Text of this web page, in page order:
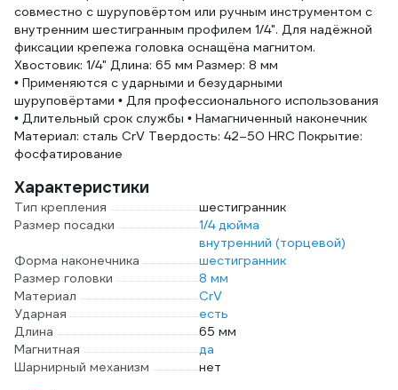
совместно с шуруповёртом или ручным инструментом с
внутренним шестигранным профилем 1/4". Для надёжной
фиксации крепежа головка оснащёна магнитом.
Хвостовик: 1/4" Длина: 65 мм Размер: 8 мм
• Применяются с ударными и безударными
шуруповёртами • Для профессионального использования
• Длительный срок службы • Намагниченный наконечник
Материал: сталь CrV Твердость: 42–50 HRC Покрытие:
фосфатирование
Характеристики
Тип крепления
шестигранник
Размер посадки
1/4 дюйма
Форма наконечника
внутренний (торцевой)
шестигранник
Размер головки
8 мм
Материал
CrV
Ударная
есть
Длина
65 мм
Магнитная
да
Шарнирный механизм
нет